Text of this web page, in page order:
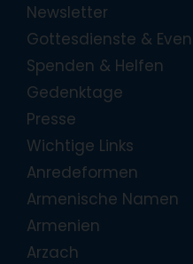
Newsletter
Gottesdienste &
Spenden & Helfen
Gedenktage
Presse
Wichtige Links
Anredeformen
Armenische Namen
Armenien
Arzach